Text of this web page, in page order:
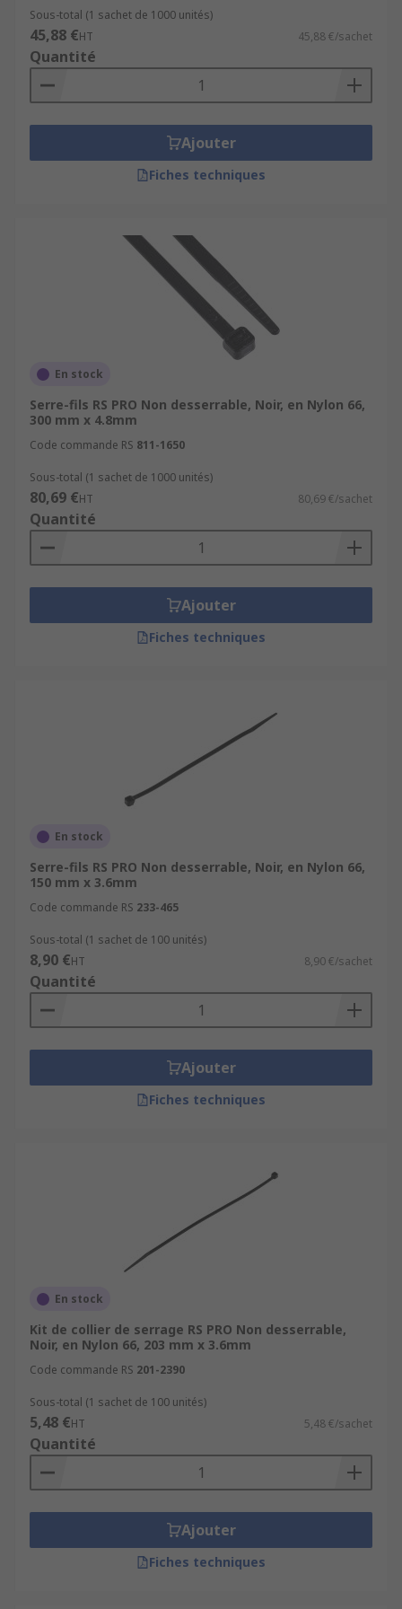
Les cavaliers et clips serre-câbles
Les embases pour serre-câbles
Les ficelles de frettage
Sous-total (1 sachet de 1000 unités)
45,88 €HT 45,88 €/sachet
Quantité
Ajouter
Fiches techniques
En stock
Serre-fils RS PRO Non desserrable, Noir, en Nylon 66,
300 mm x 4.8mm
Code commande RS 811-1650
Sous-total (1 sachet de 1000 unités)
80,69 €HT 80,69 €/sachet
Quantité
Ajouter
Fiches techniques
En stock
Serre-fils RS PRO Non desserrable, Noir, en Nylon 66,
150 mm x 3.6mm
Code commande RS 233-465
Sous-total (1 sachet de 100 unités)
8,90 €HT 8,90 €/sachet
Quantité
Ajouter
Fiches techniques
En stock
Kit de collier de serrage RS PRO Non desserrable,
Noir, en Nylon 66, 203 mm x 3.6mm
Code commande RS 201-2390
Sous-total (1 sachet de 100 unités)
5,48 €HT 5,48 €/sachet
Quantité
Ajouter
Fiches techniques